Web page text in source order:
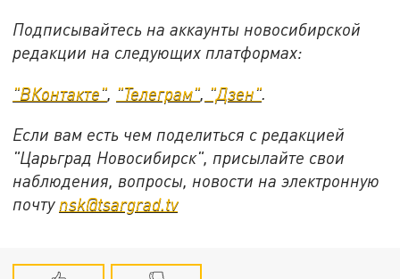
Подписывайтесь на аккаунты новосибирской
редакции на следующих платформах:
"ВКонтакте", "Телеграм", "Дзен".
Если вам есть чем поделиться с редакцией
"Царьград Новосибирск", присылайте свои
наблюдения, вопросы, новости на электронную
почту nsk@tsargrad.tv